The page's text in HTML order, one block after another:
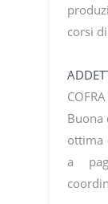
corsi
COFRA
Buona
ottima
a